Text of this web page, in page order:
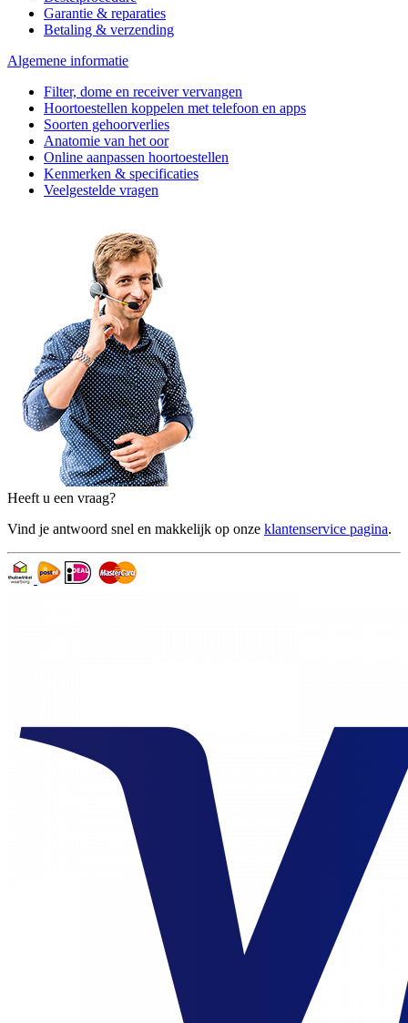
Garantie & reparaties
Betaling & verzending
Algemene informatie
Filter, dome en receiver vervangen
Hoortoestellen koppelen met telefoon en apps
Soorten gehoorverlies
Anatomie van het oor
Online aanpassen hoortoestellen
Kenmerken & specificaties
Veelgestelde vragen
Heeft u een vraag?
Vind je antwoord snel en makkelijk op onze klantenservice pagina.